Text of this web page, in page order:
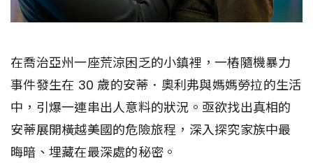
在喬治亞州一座荒涼困乏的小鎮裡，一樁隨機暴力
事件發生在 30 歲的安蒂．奧利弗與媽媽勞拉的生活
中，引爆一連串出人意料的狀況。亟欲找出真相的
安蒂展開橫越美國的危險旅程，深入探究家族中最
晦暗、埋藏在最深處的秘密。